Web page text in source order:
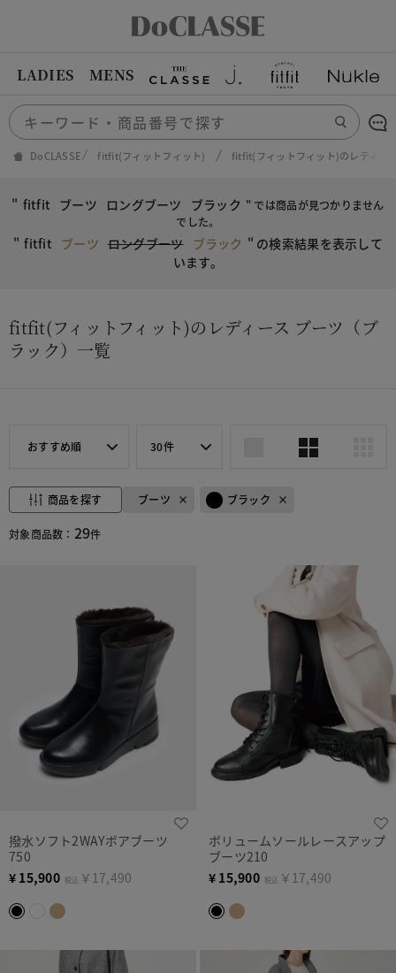
LADIES MENS
DoCLASSE fitfit(フィットフィット) fitfit(フィットフィット)のレディー
" fitfit ブーツ ロングブーツ ブラック " では商品が見つかりません
でした。
" fitfit ブーツ ロングブーツ ブラック " の検索結果を表示して
います。
fitfit(フィットフィット)のレディース ブーツ（ブ
ラック）一覧
おすすめ順 30件
商品を探す ブーツ ブラック
対象商品数： 29件
撥水ソフト2WAYボアブーツ
750
¥ 15,900 税込 ￥17,490
ボリュームソールレースアップ
ブーツ210
¥ 15,900 税込 ￥17,490